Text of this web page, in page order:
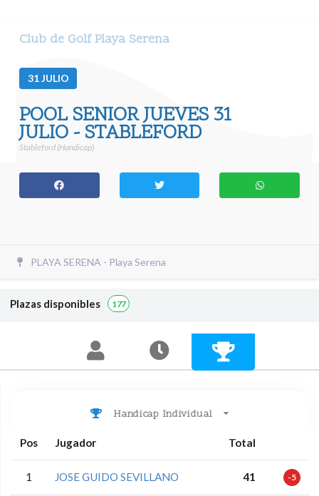
Club de Golf Playa Serena
31JULIO
POOL SENIOR JUEVES 31
JULIO - STABLEFORD
Stableford (Handicap)
PLAYA SERENA - Playa Serena
Plazas disponibles 177
Handicap Individual
Pos Jugador Total
1 JOSE GUIDO SEVILLANO 41 -5